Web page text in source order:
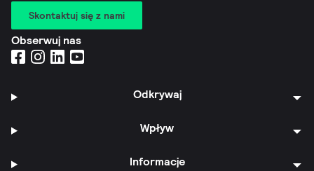
Skontaktuj się z nami
Obserwuj nas
Odkrywaj
Wpływ
Informacje